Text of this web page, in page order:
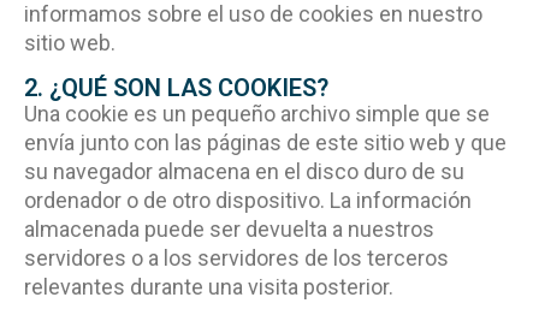
informamos sobre el uso de cookies en nuestro
sitio web.
2. ¿QUÉ SON LAS COOKIES?
Una cookie es un pequeño archivo simple que se
envía junto con las páginas de este sitio web y que
su navegador almacena en el disco duro de su
ordenador o de otro dispositivo. La información
almacenada puede ser devuelta a nuestros
servidores o a los servidores de los terceros
relevantes durante una visita posterior.